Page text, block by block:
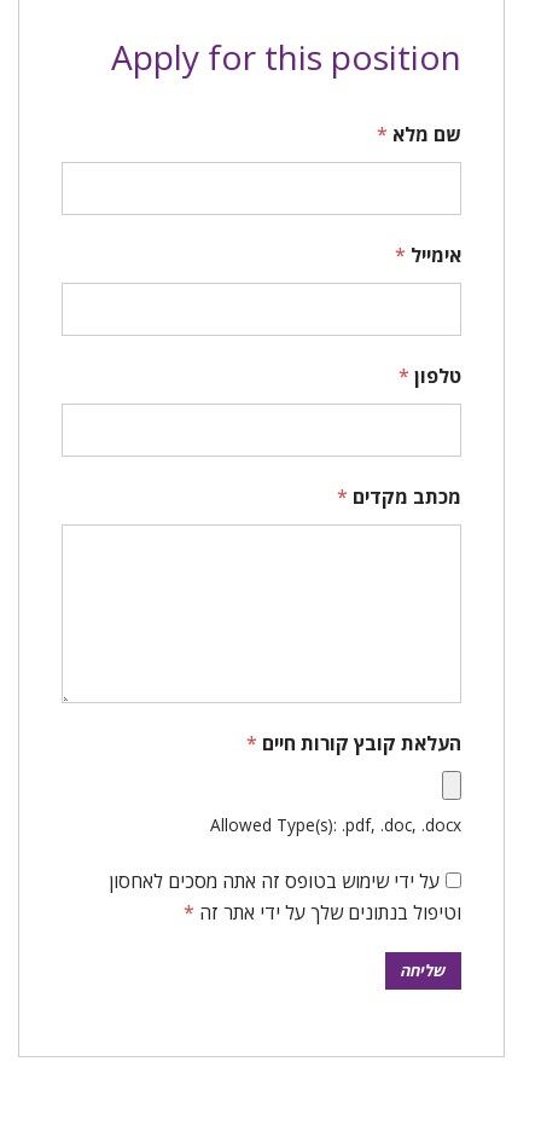
Apply for this position
שם מלא*
אימייל*
טלפון*
מכתב מקדים*
העלאת קובץ קורות חיים*
Allowed Type(s): .pdf, .doc, .docx
על ידי שימוש בטופס זה אתה מסכים לאחסון
וטיפול בנתונים שלך על ידי אתר זה*